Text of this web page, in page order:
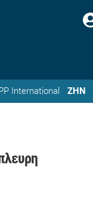
International ΖΗΝ